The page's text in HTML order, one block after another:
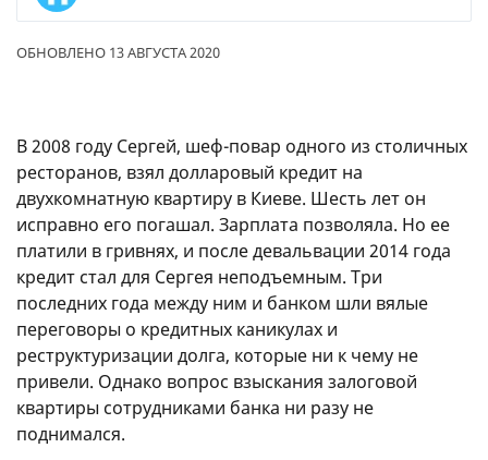
ОБНОВЛЕНО 13 АВГУСТА 2020
В 2008 году Сергей, шеф-повар одного из столичных
ресторанов, взял долларовый кредит на
двухкомнатную квартиру в Киеве. Шесть лет он
исправно его погашал. Зарплата позволяла. Но ее
платили в гривнях, и после девальвации 2014 года
кредит стал для Сергея неподъемным. Три
последних года между ним и банком шли вялые
переговоры о кредитных каникулах и
реструктуризации долга, которые ни к чему не
привели. Однако вопрос взыскания залоговой
квартиры сотрудниками банка ни разу не
поднимался.